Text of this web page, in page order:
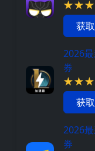
获
2026
券
获
2026
券